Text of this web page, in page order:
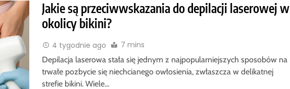
Jakie są przeciwwskazania do depilacji laserowej w
okolicy bikini?
4 tygodnie ago 7 mins
Depilacja laserowa stała się jednym z najpopularniejszych sposobów na
trwałe pozbycie się niechcianego owłosienia, zwłaszcza w delikatnej
strefie bikini. Wiele…